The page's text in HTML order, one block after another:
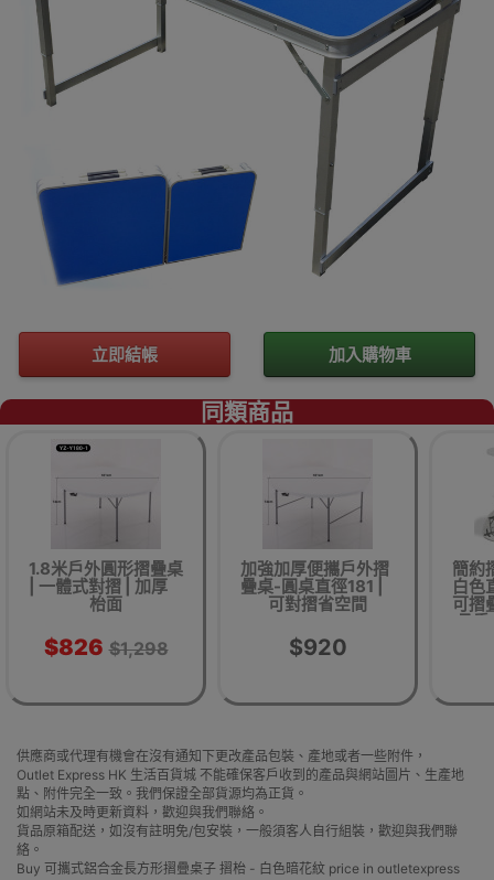
立即結帳 加入購物車
同類商品
1.8米戶外圓形摺疊桌
| 一體式對摺 | 加厚
枱面
$826 $1,298
加強加厚便攜戶外摺
疊桌-圓桌直徑181 |
可對摺省空間
$920
簡約
白色
可摺
承
供應商或代理有機會在沒有通知下更改產品包裝、產地或者一些附件，
Outlet Express HK 生活百貨城 不能確保客戶收到的產品與網站圖片、生產地
點、附件完全一致。我們保證全部貨源均為正貨。
如網站未及時更新資料，歡迎與我們聯絡。
貨品原箱配送，如沒有註明免/包安裝，一般須客人自行組裝，歡迎與我們聯
絡。
Buy 可攜式鋁合金長方形摺疊桌子 摺枱 - 白色暗花紋 price in outletexpress